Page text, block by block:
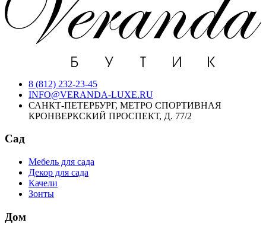
8 (812) 232-23-45
INFO@VERANDA-LUXE.RU
САНКТ-ПЕТЕРБУРГ, МЕТРО СПОРТИВНАЯ
КРОНВЕРКСКИЙ ПРОСПЕКТ, Д. 77/2
Сад
Мебель для сада
Декор для сада
Качели
Зонты
Дом